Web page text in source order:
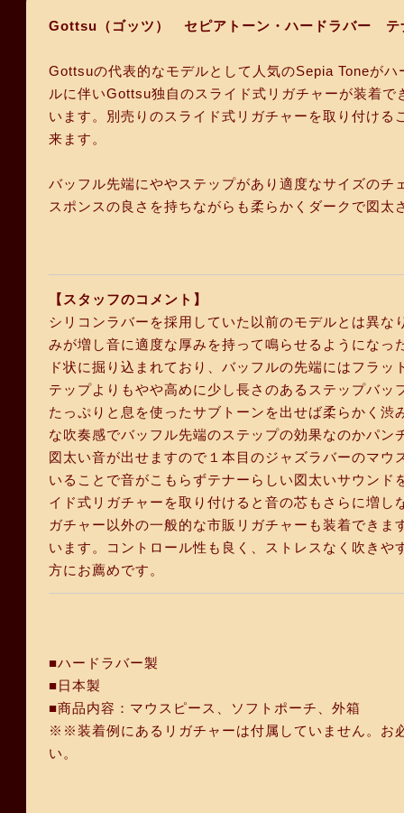
Gottsu（ゴッツ） セピアトーン・ハードラバー テ
Gottsuの代表的なモデルとして人気のSepia Toneが
ルに伴いGottsu独自のスライド式リガチャーが装着
います。別売りのスライド式リガチャーを取り付け
来ます。
バッフル先端にややステップがあり適度なサイズの
スポンスの良さを持ちながらも柔らかくダークで図
【スタッフのコメント】
シリコンラバーを採用していた以前のモデルとは異
みが増し音に適度な厚みを持って鳴らせるようにな
ド状に掘り込まれており、バッフルの先端にはフラ
テップよりもやや高めに少し長さのあるステップバ
たっぷりと息を使ったサブトーンを出せば柔らかく
な吹奏感でバッフル先端のステップの効果なのかパ
図太い音が出せますので１本目のジャズラバーのマ
いることで音がこもらずテナーらしい図太いサウン
イド式リガチャーを取り付けると音の芯もさらに増
ガチャー以外の一般的な市販リガチャーも装着でき
います。コントロール性も良く、ストレスなく吹き
方にお薦めです。
■ハードラバー製
■日本製
■商品内容：マウスピース、ソフトポーチ、外箱
※※装着例にあるリガチャーは付属していません。お
い。